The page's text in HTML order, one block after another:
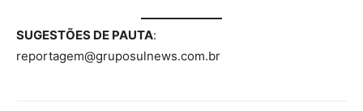
SUGESTÕES DE PAUTA:
reportagem@gruposulnews.com.br